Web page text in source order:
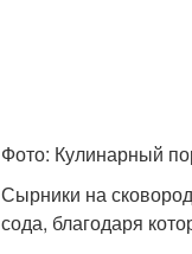
Фото: Кулинарный
Сырники на
сода, благодаря